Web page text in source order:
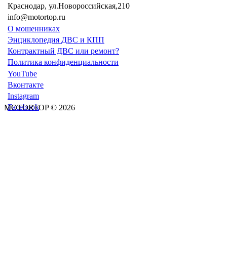
Краснодар, ул.Новороссийская,210
info@motortop.ru
О мошенниках
Энциклопедия ДВС и КПП
Контрактный ДВС или ремонт?
Политика конфиденциальности
YouTube
Вконтакте
Instagram
Facebook
MOTORTOP © 2026